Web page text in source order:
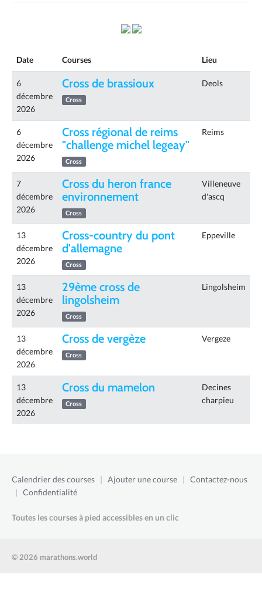
Date Courses Lieu
6
décembre
2026
Cross de brassioux
Cross
Deols
6
décembre
2026
Cross régional de reims
"challenge michel legeay"
Cross
Reims
7
décembre
2026
Cross du heron france
environnement
Cross
Villeneuve
d'ascq
13
décembre
2026
Cross-country du pont
d'allemagne
Cross
Eppeville
13
décembre
2026
29ème cross de
lingolsheim
Cross
Lingolsheim
13
décembre
2026
Cross de vergèze
Cross
Vergeze
13
décembre
2026
Cross du mamelon
Cross
Decines
charpieu
Calendrier des courses | Ajouter une course | Contactez-nous
| Confidentialité
Toutes les courses à pied accessibles en un clic
© 2026 marathons.world